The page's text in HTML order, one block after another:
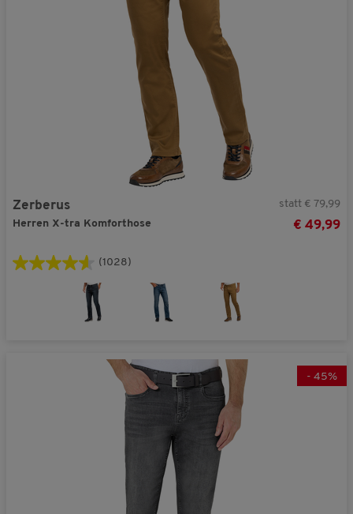
Zerberus
Herren X-tra Komforthose
statt € 79,99
€ 49,99
(1028)
- 45%